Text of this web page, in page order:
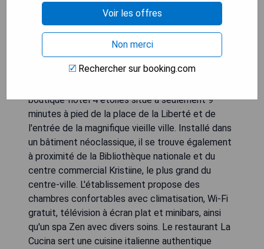
boutique-hôtel 4 étoiles situé à seulement 9
minutes à pied de la place de la Liberté et de
l'entrée de la magnifique vieille ville. Installé dans
un bâtiment néoclassique, il se trouve également
à proximité de la Bibliothèque nationale et du
centre commercial Kristiine, le plus grand du
centre-ville. L'établissement propose des
chambres confortables avec climatisation, Wi-Fi
gratuit, télévision à écran plat et minibars, ainsi
qu'un spa Zen avec divers soins. Le restaurant La
Cucina sert une cuisine italienne authentique
Voir les offres
Non merci
Rechercher sur booking.com